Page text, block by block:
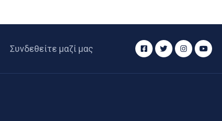
Συνδεθείτε μαζί μας